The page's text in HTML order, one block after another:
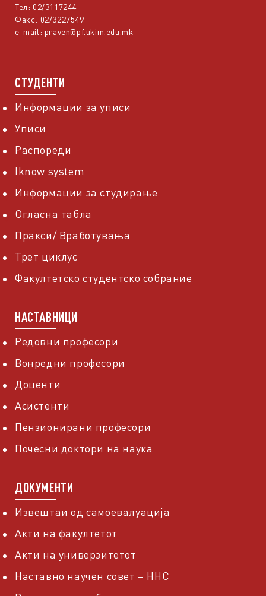
Тел: 02/3117244
Факс: 02/3227549
e-mail: praven@pf.ukim.edu.mk
СТУДЕНТИ
Информации за уписи
Уписи
Распореди
Iknow system
Информации за студирање
Огласна табла
Пракси/ Вработувања
Трет циклус
Факултетско студентско собрание
НАСТАВНИЦИ
Редовни професори
Вонредни професори
Доценти
Асистенти
Пензионирани професори
Почесни доктори на наука
ДОКУМЕНТИ
Извештаи од самоевалуација
Акти на факултетот
Акти на универзитетот
Наставно научен совет – ННС